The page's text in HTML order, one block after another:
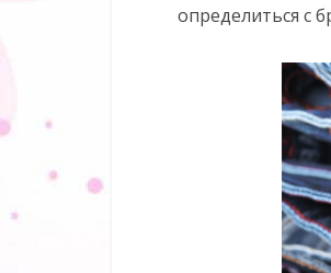
определиться с